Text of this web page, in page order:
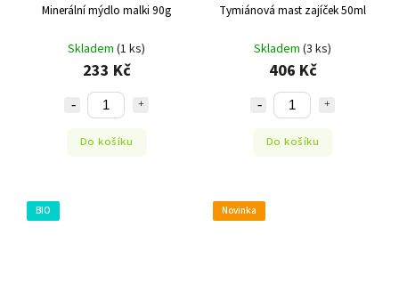
Minerální mýdlo malki 90g
Skladem (1 ks)
233 Kč
Do košíku
Tymiánová mast zajíček 50ml
Skladem (3 ks)
406 Kč
Do košíku
BIO Novinka